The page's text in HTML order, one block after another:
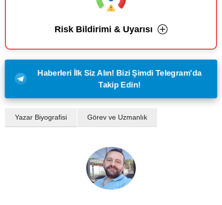
Risk Bildirimi & Uyarısı
Haberleri İlk Siz Alın! Bizi Şimdi Telegram'da
Takip Edin!
Yazar Biyografisi Görev ve Uzmanlık